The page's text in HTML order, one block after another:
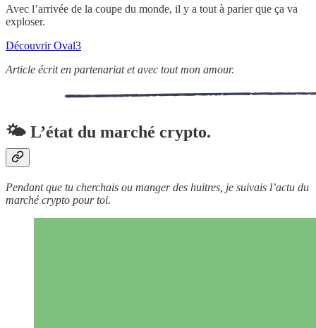
Avec l’arrivée de la coupe du monde, il y a tout à parier que ça va
exploser.
Découvrir Oval3
Article écrit en partenariat et avec tout mon amour.
🌤 L’état du marché crypto.
Pendant que tu cherchais ou manger des huitres, je suivais l’actu du
marché crypto pour toi.